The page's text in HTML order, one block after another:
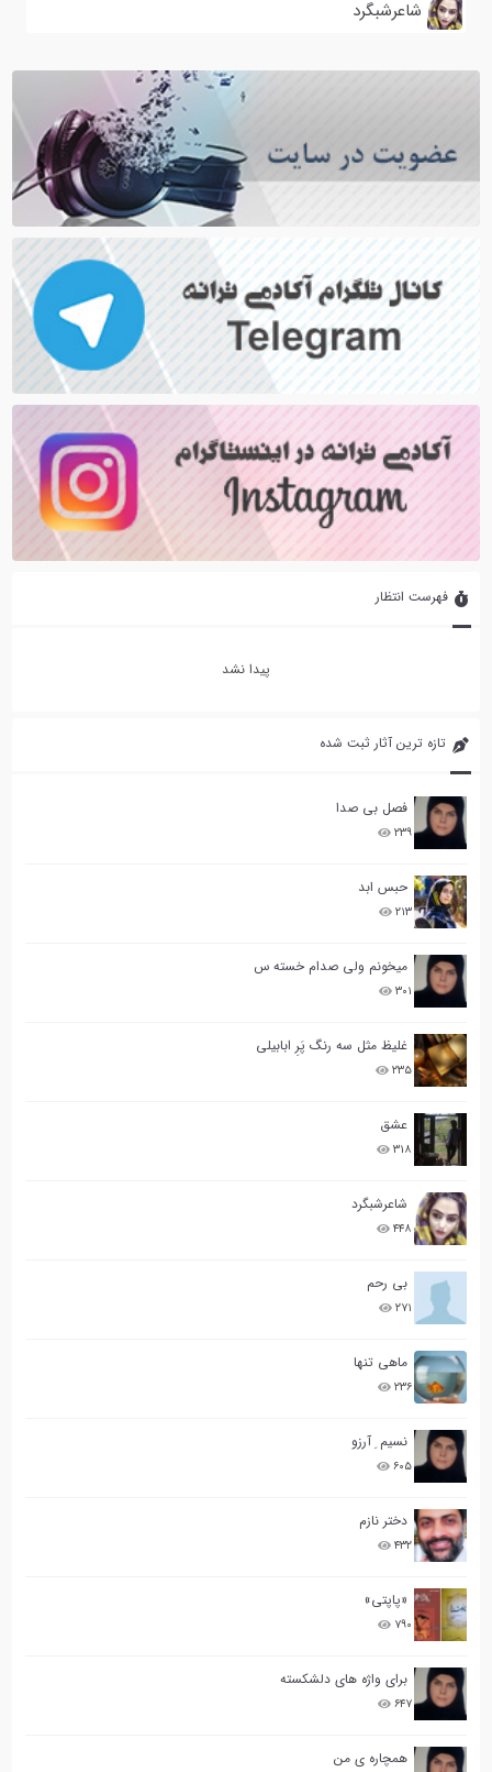
تازه ترین آثار ثبت شده
فصل بی صدا
۲۳۹
حبس ابد
۲۱۳
میخونم ولی صدام خسته س
۳۰۱
غلیظ مثل سه رنگ پَرِ ابابیلی
۲۳۵
عشق
۳۱۸
شاعرشبگرد
۴۴۸
بی رحم
۲۷۱
ماهی تنها
۲۳۶
نسیم ِ آرزو
۶۰۵
دختر نازم
۴۳۲
«پاپتی»
۷۹۰
برای واژه های دلشکسته
۶۴۷
همچاره ی من
شاعرشبگرد
فهرست انتظار
پیدا نشد